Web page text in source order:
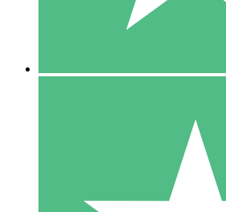
10 Downloaden
20 00